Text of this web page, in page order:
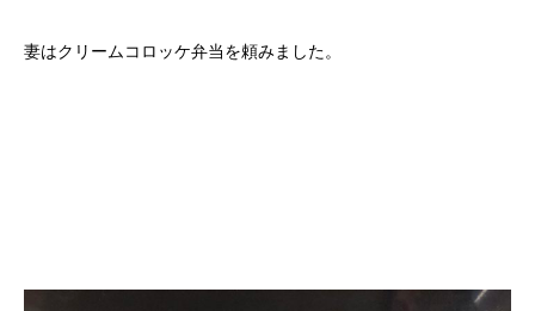
妻はクリームコロッケ弁当を頼みました。